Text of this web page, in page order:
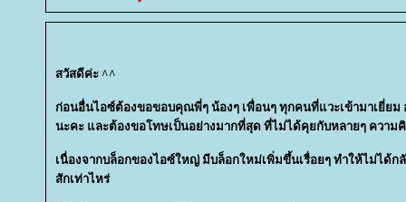
สวัสดีค่ะ ^^
ก่อนอื่นไอซ์ต้องขอขอบคุณพี่ๆ น้องๆ เพื่อนๆ ทุกคนที่แวะเข้ามาเยี่ยม
นะคะ และต้องขอโทษเป็นอย่างมากที่สุด ที่ไม่ได้คุยกับหลายๆ ความ
เนื่องจากบล็อกของไอซ์ใหญ่ มีบล็อกใหม่เพิ่มขึ้นเรื่อยๆ ทำให้ไม่ได้
สักเท่าไหร่